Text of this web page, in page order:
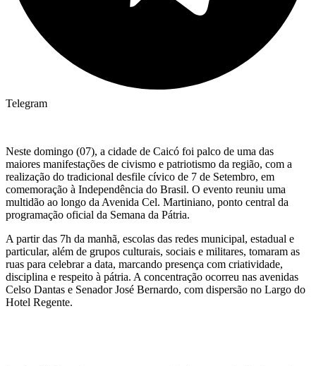
Telegram
Neste domingo (07), a cidade de Caicó foi palco de uma das
maiores manifestações de civismo e patriotismo da região, com a
realização do tradicional desfile cívico de 7 de Setembro, em
comemoração à Independência do Brasil. O evento reuniu uma
multidão ao longo da Avenida Cel. Martiniano, ponto central da
programação oficial da Semana da Pátria.
A partir das 7h da manhã, escolas das redes municipal, estadual e
particular, além de grupos culturais, sociais e militares, tomaram as
ruas para celebrar a data, marcando presença com criatividade,
disciplina e respeito à pátria. A concentração ocorreu nas avenidas
Celso Dantas e Senador José Bernardo, com dispersão no Largo do
Hotel Regente.